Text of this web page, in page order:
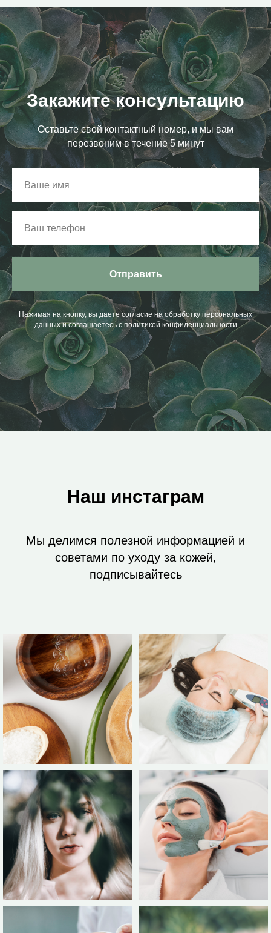
Закажите консультацию
Оставьте свой контактный номер, и мы вам
перезвоним в течение 5 минут
Отправить
Нажимая на кнопку, вы даете согласие на обработку персональных
данных и соглашаетесь c политикой конфиденциальности
Наш инстаграм
Мы делимся полезной информацией и
советами по уходу за кожей,
подписывайтесь